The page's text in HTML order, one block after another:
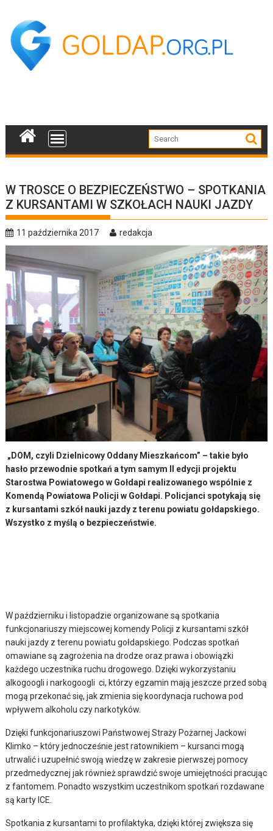
content
W TROSCE O BEZPIECZEŃSTWO – SPOTKANIA
Z KURSANTAMI W SZKOŁACH NAUKI JAZDY
11 października 2017 redakcja
„DOM, czyli Dzielnicowy Oddany Mieszkańcom” – takie było
hasło przewodnie spotkań a tym samym II edycji projektu
Starostwa Powiatowego w Gołdapi realizowanego wspólnie z
Komendą Powiatowa Policji w Gołdapi. Policjanci spotykają się
z kursantami szkół nauki jazdy z terenu powiatu gołdapskiego.
Wszystko z myślą o bezpieczeństwie.
W październiku i listopadzie organizowane są spotkania
funkcjonariuszy miejscowej komendy Policji z kursantami szkół
nauki jazdy z terenu powiatu gołdapskiego. Podczas spotkań
omawiane są zagrożenia na drodze oraz prawa i obowiązki
każdego uczestnika ruchu drogowego. Dzięki wykorzystaniu
alkogoogli i narkogoogli ci, którzy egzamin mają jeszcze przed sobą
mogą przekonać się, jak zmienia się koordynacja ruchowa pod
wpływem alkoholu czy narkotyków.
Dzięki funkcjonariuszowi Państwowej Straży Pożarnej Jackowi
Klimko – który jednocześnie jest ratownikiem – kursanci mogą
utrwalić i uzupełnić swoją wiedzę w zakresie pierwszej pomocy
przedmedycznej jak również sprawdzić swoje umiejętności pracując
z fantomem. Ponadto wszystkim uczestnikom spotkań rozdawane
są karty ICE.
Spotkania z kursantami to profilaktyka, dzięki której zwiększa się